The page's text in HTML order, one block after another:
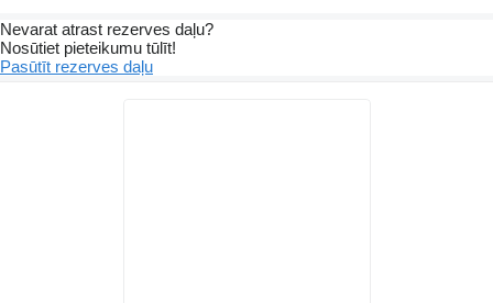
Nevarat atrast rezerves daļu?
Nosūtiet pieteikumu tūlīt!
Pasūtīt rezerves daļu